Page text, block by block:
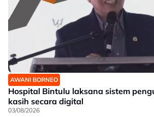
AWANI BORNEO
Hospital Bintulu laksana sistem
kasih secara digital
03/08/2026